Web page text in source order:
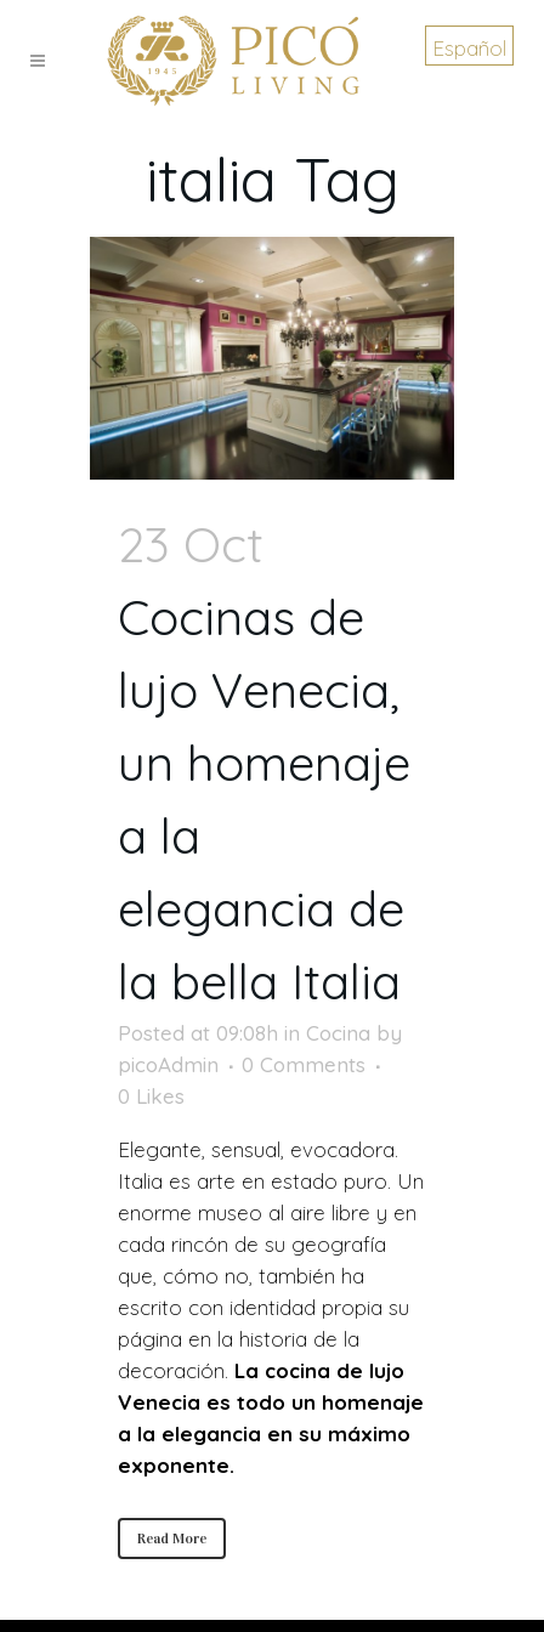
Español
italia Tag
23 Oct
Cocinas de
lujo Venecia,
un homenaje
a la
elegancia de
la bella Italia
Posted at 09:08h in Cocina by
picoAdmin
0 Comments
0 Likes
Elegante, sensual, evocadora.
Italia es arte en estado puro. Un
enorme museo al aire libre y en
cada rincón de su geografía
que, cómo no, también ha
escrito con identidad propia su
página en la historia de la
decoración. La cocina de lujo
Venecia es todo un homenaje
a la elegancia en su máximo
exponente.
Read More